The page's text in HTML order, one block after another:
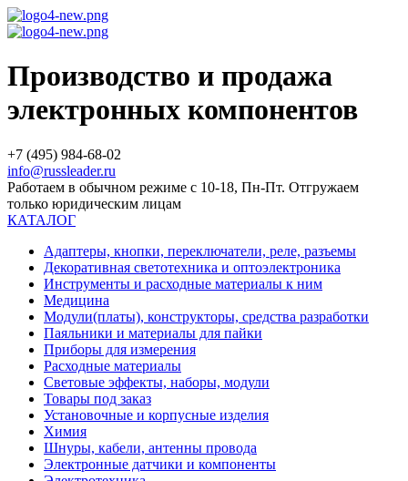
Производство и продажа
электронных компонентов
+7 (495) 984-68-02
info@russleader.ru
Работаем в обычном режиме с 10-18, Пн-Пт. Отгружаем
только юридическим лицам
КАТАЛОГ
Адаптеры, кнопки, переключатели, реле, разъемы
Декоративная светотехника и оптоэлектроника
Инструменты и расходные материалы к ним
Медицина
Модули(платы), конструкторы, средства разработки
Паяльники и материалы для пайки
Приборы для измерения
Расходные материалы
Световые эффекты, наборы, модули
Товары под заказ
Установочные и корпусные изделия
Химия
Шнуры, кабели, антенны провода
Электронные датчики и компоненты